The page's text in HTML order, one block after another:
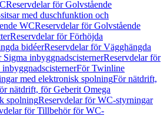
Reservdelar för Golvstående
med duschfunktion och
WCReservdelar för Golvstående
Reservdelar för Förhöjda
bidéerReservdelar för Vägghängda
Sigma inbyggnadscisternerReservdelar för
För Twinline
med elektronisk spolningFör nätdrift,
nätdrift, för Geberit Omega
spolningReservdelar för WC-styrningar
för Tillbehör för WC-